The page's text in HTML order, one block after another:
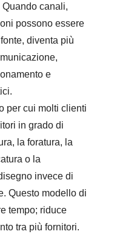
canali,
possono essere
diventa più
e
per cui molti clienti
in grado di
la foratura, la
o la
invece di
Questo modello di
tempo; riduce
tra più fornitori.